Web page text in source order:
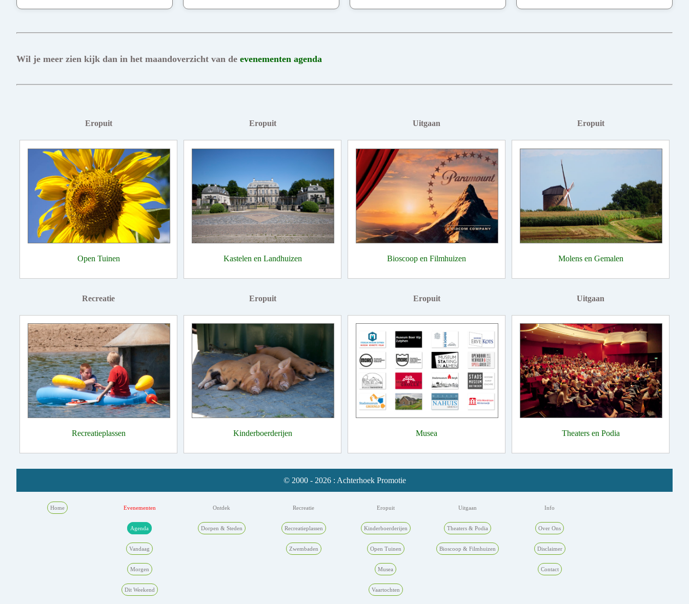
Wil je meer zien kijk dan in het maandoverzicht van de evenementen agenda
Eropuit
Open Tuinen
Eropuit
Kastelen en Landhuizen
Uitgaan
Bioscoop en Filmhuizen
Eropuit
Molens en Gemalen
Recreatie
Recreatieplassen
Eropuit
Kinderboerderijen
Eropuit
Musea
Uitgaan
Theaters en Podia
© 2000 - 2026 : Achterhoek Promotie
Home Evenementen
Agenda
Vandaag
Morgen
Dit Weekend
Ontdek
Dorpen & Steden
Recreatie
Recreatieplassen
Zwembaden
Eropuit
Kinderboerderijen
Open Tuinen
Musea
Vaartochten
Uitgaan
Theaters & Podia
Bioscoop & Filmhuizen
Info
Over Ons
Disclaimer
Contact